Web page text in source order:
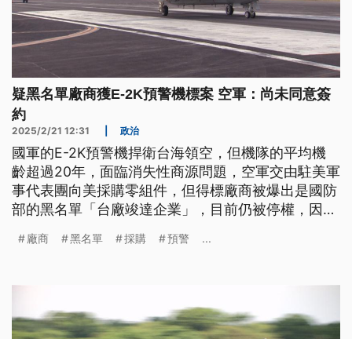
疑黑名單廠商獲E-2K預警機標案 空軍：尚未同意簽
約
2025/2/21 12:31 政治
國軍的E-2K預警機捍衛台海領空，但機隊的平均機
齡超過20年，面臨消失性商源問題，空軍交由駐美軍
事代表團向美採購零組件，但得標廠商被爆出是國防
部的黑名單「台廠竣達企業」，目前仍被停權，因此
讓不肖廠商可以借殼上市。
廠商 黑名單 採購 預警 ...